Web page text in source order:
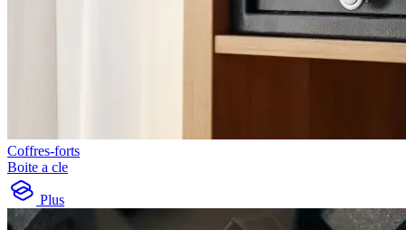
Coffres-forts
Boite a cle
Plus